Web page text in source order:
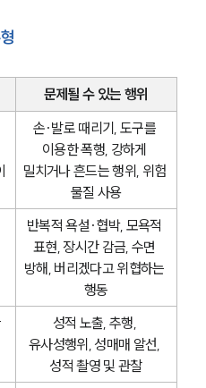
문제될 수 있는 행위
손·발로 때리기, 도구를
이용한 폭행, 강하게
밀치거나 흔드는 행위, 위험
물질 사용
반복적 욕설·협박, 모욕적
표현, 장시간 감금, 수면
방해, 버리겠다고 위협하는
행동
성적 노출, 추행,
유사성행위, 성매매 알선,
성적 촬영 및 관찰